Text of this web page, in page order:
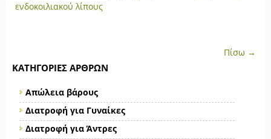
ενδοκοιλιακού λίπους
Πίσω →
ΚΑΤΗΓΟΡΊΕΣ ΆΡΘΡΩΝ
Απώλεια βάρους
Διατροφή για Γυναίκες
Διατροφή για Άντρες